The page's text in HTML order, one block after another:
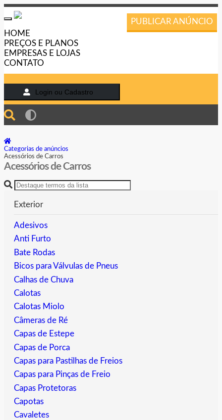
PUBLICAR ANÚNCIO
Toggle
navigation
HOME
PREÇOS E PLANOS
EMPRESAS E LOJAS
CONTATO
Login ou Cadastro
Categorias de anúncios
Acessórios de Carros
Acessórios de Carros
Exterior
Adesivos
Anti Furto
Bate Rodas
Bicos para Válvulas de Pneus
Calhas de Chuva
Calotas
Calotas Miolo
Câmeras de Ré
Capas de Estepe
Capas de Porca
Capas para Pastilhas de Freios
Capas para Pinças de Freio
Capas Protetoras
Capotas
Cavaletes